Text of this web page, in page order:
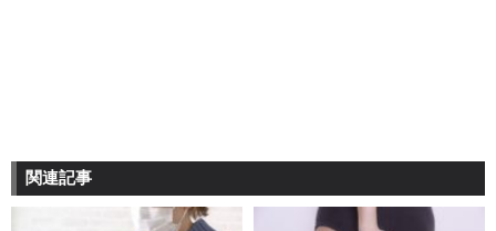
関連記事